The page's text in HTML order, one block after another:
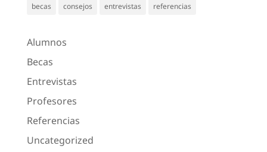
becas consejos entrevistas referencias
Alumnos
Becas
Entrevistas
Profesores
Referencias
Uncategorized